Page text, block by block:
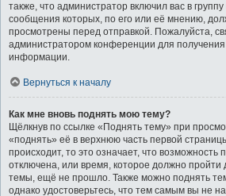
также, что администратор включил вас в
сообщения которых, по его или её мнению,
просмотрены перед отправкой. Пожалуйста,
администратором конференции для
информации.
Вернуться к началу
Как мне вновь поднять мою тему?
Щёлкнув по ссылке «Поднять тему» при
«поднять» её в верхнюю часть первой
происходит, то это означает, что возможность
отключена, или время, которое должно пройти
темы, ещё не прошло. Также можно поднять
однако удостоверьтесь, что тем самым вы не